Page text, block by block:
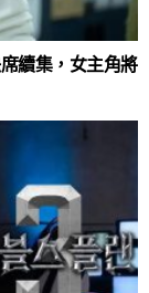
續集，女主角將